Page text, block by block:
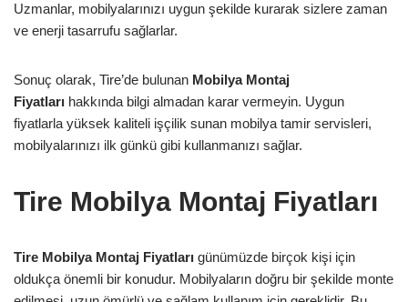
Uzmanlar, mobilyalarınızı uygun şekilde kurarak sizlere zaman
ve enerji tasarrufu sağlarlar.
Sonuç olarak, Tire’de bulunan Mobilya Montaj
Fiyatları hakkında bilgi almadan karar vermeyin. Uygun
fiyatlarla yüksek kaliteli işçilik sunan mobilya tamir servisleri,
mobilyalarınızı ilk günkü gibi kullanmanızı sağlar.
Tire Mobilya Montaj Fiyatları
Tire Mobilya Montaj Fiyatları günümüzde birçok kişi için
oldukça önemli bir konudur. Mobilyaların doğru bir şekilde monte